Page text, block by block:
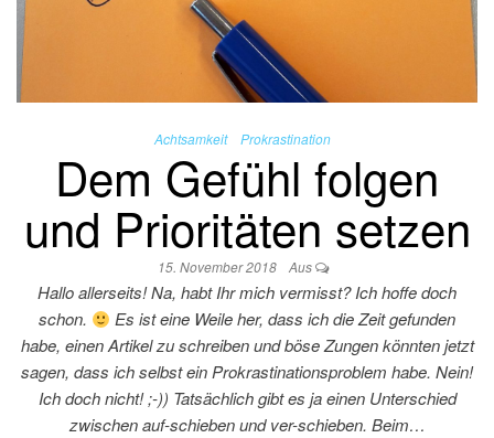
Achtsamkeit Prokrastination
Dem Gefühl folgen
und Prioritäten setzen
15. November 2018 Aus
Hallo allerseits! Na, habt Ihr mich vermisst? Ich hoffe doch
schon.
Es ist eine Weile her, dass ich die Zeit gefunden
habe, einen Artikel zu schreiben und böse Zungen könnten jetzt
sagen, dass ich selbst ein Prokrastinationsproblem habe. Nein!
Ich doch nicht! ;-)) Tatsächlich gibt es ja einen Unterschied
zwischen auf-schieben und ver-schieben. Beim…